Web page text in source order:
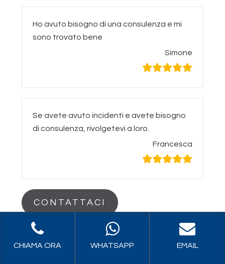
Ho avuto bisogno di una consulenza e mi
sono trovato bene
Simone
Se avete avuto incidenti e avete bisogno
di consulenza, rivolgetevi a loro.
Francesca
CONTATTACI
Hai bisogno di
CHIAMA ORA WHATSAPP EMAIL